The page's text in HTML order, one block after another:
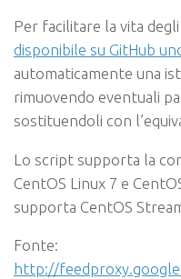
Per facilitare la vita
disponibile su GitHub
automaticamente una
rimuovendo eventuali
sostituendoli con
Lo script supporta la
CentOS Linux 7 e
supporta CentOS
Fonte:
http://